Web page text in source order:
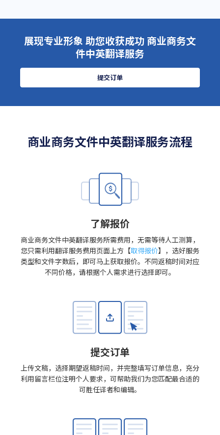
展现专业形象 助您收获成功 商业商务文
提交订单
商业商务文件中英翻译服务流程
了解报价
商业商务文件中英翻译服务所需费用，无需等待人工测算，
您只需利用翻译服务费用页面上方【取得报价】，选好服务
类型和文件字数后，即可马上获取报价。不同返稿时间对应
提交订单
上传文稿，选择期望返稿时间，并完整填写订单信息，充分
利用留言栏位注明个人要求，可帮助我们为您匹配最合适的